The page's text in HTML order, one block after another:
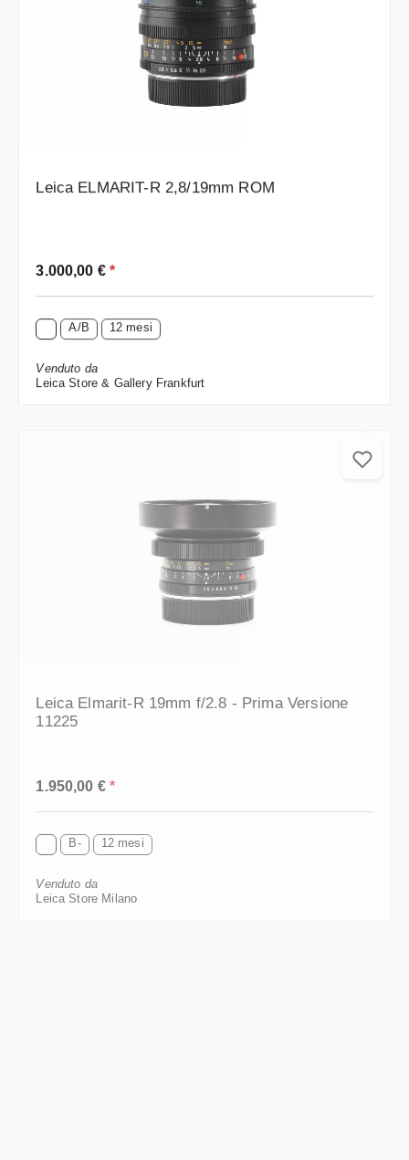
Leica ELMARIT-R 2,8/19mm ROM
Prezzo normale:
3.000,00 €*
A/B 12 mesi
Venduto da
Leica Store & Gallery Frankfurt
Leica Elmarit-R 19mm f/2.8 - Prima Versione
11225
1.950,00 €*
B- 12 mesi
Venduto da
Leica Store Milano